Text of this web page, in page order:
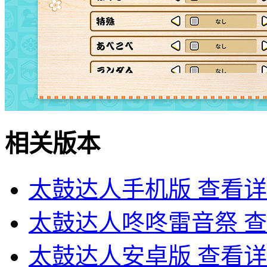
相关版本
太鼓达人手机版 查看
太鼓达人咚咚雷音祭
太鼓达人安卓版 查看